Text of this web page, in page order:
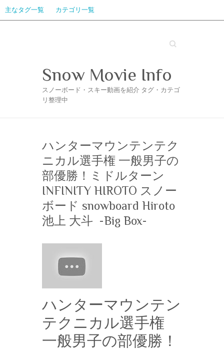
主なタグ一覧 カテゴリ一覧
Search
Snow Movie Info
スノーボード・スキー動画を紹介 タグ・カテゴ
リ整理中
ハンターマウンテンテク
ニカル選手権 一般男子の
部優勝！ミドルターン
‪INFINITY HIROTO‬ スノー
ボード snowboard Hiroto
池上 大斗 ‪ -Big Box-‬
ハンターマウンテン
テクニカル選手権
一般男子の部優勝！